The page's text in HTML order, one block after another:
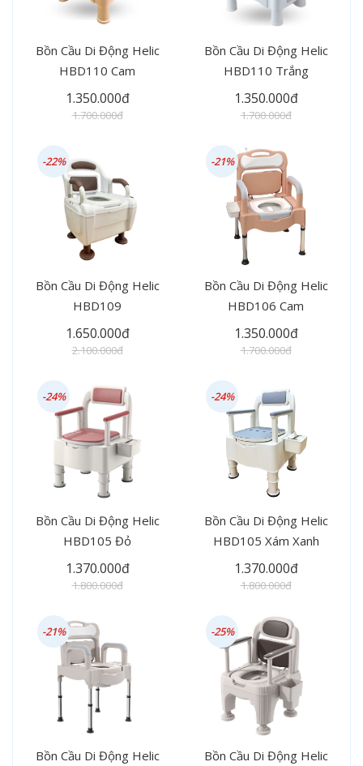
Bồn Cầu Di Động Helic
HBD110 Cam
1.350.000đ
1.700.000đ
Bồn Cầu Di Động Helic
HBD110 Trắng
1.350.000đ
1.700.000đ
Bồn Cầu Di Động Helic
HBD109
1.650.000đ
2.100.000đ
-22%
Bồn Cầu Di Động Helic
HBD106 Cam
1.350.000đ
1.700.000đ
-21%
Bồn Cầu Di Động Helic
HBD105 Đỏ
1.370.000đ
1.800.000đ
-24%
Bồn Cầu Di Động Helic
HBD105 Xám Xanh
1.370.000đ
1.800.000đ
-24%
Bồn Cầu Di Động Helic
-21%
Bồn Cầu Di Động Helic
-25%